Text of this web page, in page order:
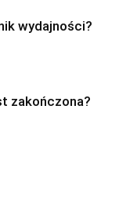
wydajności?
zakończona?